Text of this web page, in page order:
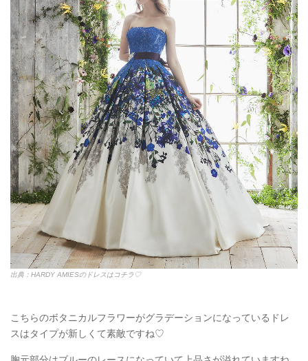
出典：HARDY AMIESのドレスはコチラ♡
こちらのボタニカルフラワーがグラデーションになっているドレ
スはタイプが新しくて素敵ですね♡